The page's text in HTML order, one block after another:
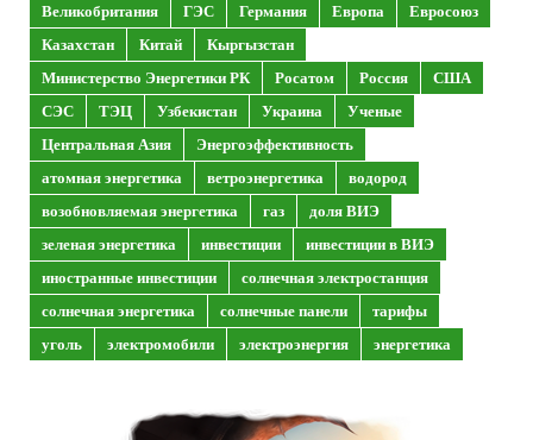
Великобритания
ГЭС Германия Европа
Евросоюз
Казахстан
Китай
Кыргызстан
Министерство Энергетики РК
Росатом Россия
США
СЭС
ТЭЦ Узбекистан Украина
Ученые
Центральная Азия
Энергоэффективность
атомная энергетика
ветроэнергетика
водород
возобновляемая энергетика
газ
доля ВИЭ
зеленая энергетика
инвестиции
инвестиции в ВИЭ
иностранные инвестиции
солнечная электростанция
солнечная энергетика
солнечные панели
тарифы
уголь
электромобили электроэнергия энергетика